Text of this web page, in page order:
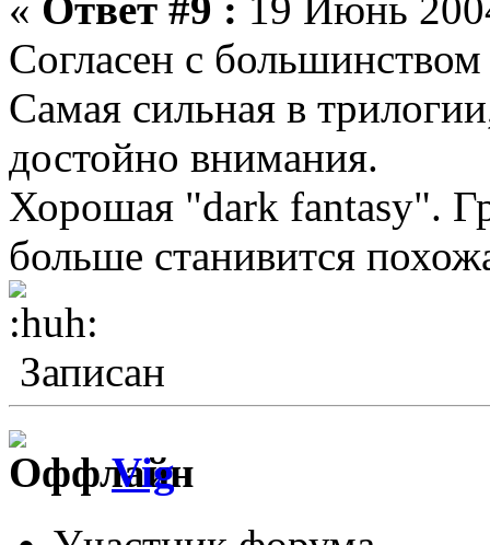
Согласен с
Самая сильная в
достойно внимания.
Хорошая "dark fantasy".
больше станивится
Записан
Vig